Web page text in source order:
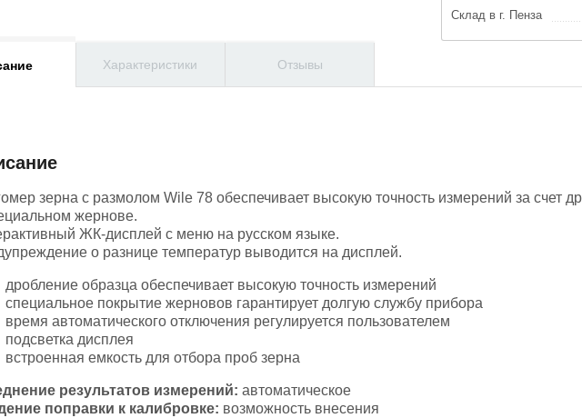
Склад в г. Пенза
Характеристики Отзывы
зерна с размолом Wile 78 обеспечивает высокую точность измерений за счет
жернове.
ЖК-дисплей с меню на русском языке.
о разнице температур выводится на дисплей.
дробление образца обеспечивает высокую точность измерений
специальное покрытие жерновов гарантирует долгую службу прибора
время автоматического отключения регулируется пользователем
подсветка дисплея
встроенная емкость для отбора проб зерна
результатов измерений: автоматическое
поправки к калибровке: возможность внесения